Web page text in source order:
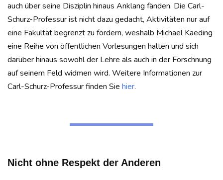
auch über seine Disziplin hinaus Anklang fänden. Die Carl-
Schurz-Professur ist nicht dazu gedacht, Aktivitäten nur auf
eine Fakultät begrenzt zu fördern, weshalb Michael Kaeding
eine Reihe von öffentlichen Vorlesungen halten und sich
darüber hinaus sowohl der Lehre als auch in der Forschnung
auf seinem Feld widmen wird. Weitere Informationen zur
Carl-Schurz-Professur finden Sie hier.
Nicht ohne Respekt der Anderen